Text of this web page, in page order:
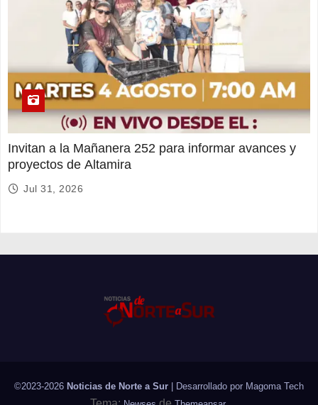
Invitan a la Mañanera 252 para informar avances y
proyectos de Altamira
Jul 31, 2026
©2023-2026 Noticias de Norte a Sur | Desarrollado por Magoma Tech